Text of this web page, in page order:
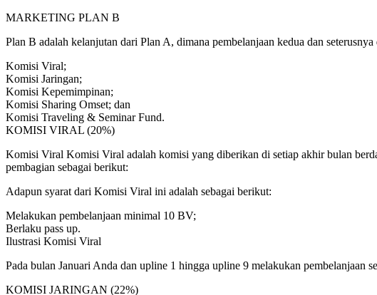
MARKETING PLAN B
Plan B adalah kelanjutan dari Plan A, dimana pembelanjaan kedua dan
Komisi Viral;
Komisi Jaringan;
Komisi Kepemimpinan;
Komisi Sharing Omset; dan
Komisi Traveling & Seminar Fund.
KOMISI VIRAL (20%)
Komisi Viral Komisi Viral adalah komisi yang diberikan di setiap akhir bulan
pembagian sebagai berikut:
Adapun syarat dari Komisi Viral ini adalah sebagai berikut:
Melakukan pembelanjaan minimal 10 BV;
Berlaku pass up.
Ilustrasi Komisi Viral
Pada bulan Januari Anda dan upline 1 hingga upline 9 melakukan pembelanjaan
KOMISI JARINGAN (22%)